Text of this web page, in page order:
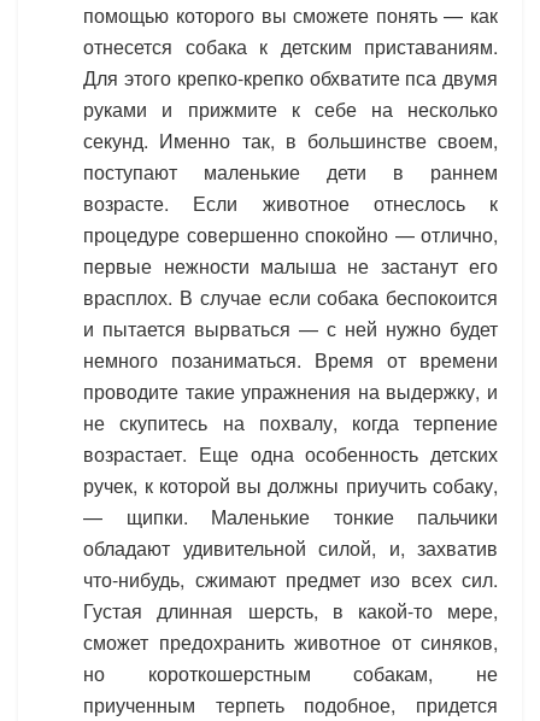
помощью которого вы сможете понять — как
отнесется собака к детским приставаниям.
Для этого крепко-крепко обхватите пса двумя
руками и прижмите к себе на несколько
секунд. Именно так, в большинстве своем,
поступают маленькие дети в раннем
возрасте. Если животное отнеслось к
процедуре совершенно спокойно — отлично,
первые нежности малыша не застанут его
врасплох. В случае если собака беспокоится
и пытается вырваться — с ней нужно будет
немного позаниматься. Время от времени
проводите такие упражнения на выдержку, и
не скупитесь на похвалу, когда терпение
возрастает. Еще одна особенность детских
ручек, к которой вы должны приучить собаку,
— щипки. Маленькие тонкие пальчики
обладают удивительной силой, и, захватив
что-нибудь, сжимают предмет изо всех сил.
Густая длинная шерсть, в какой-то мере,
сможет предохранить животное от синяков,
но короткошерстным собакам, не
приученным терпеть подобное, придется